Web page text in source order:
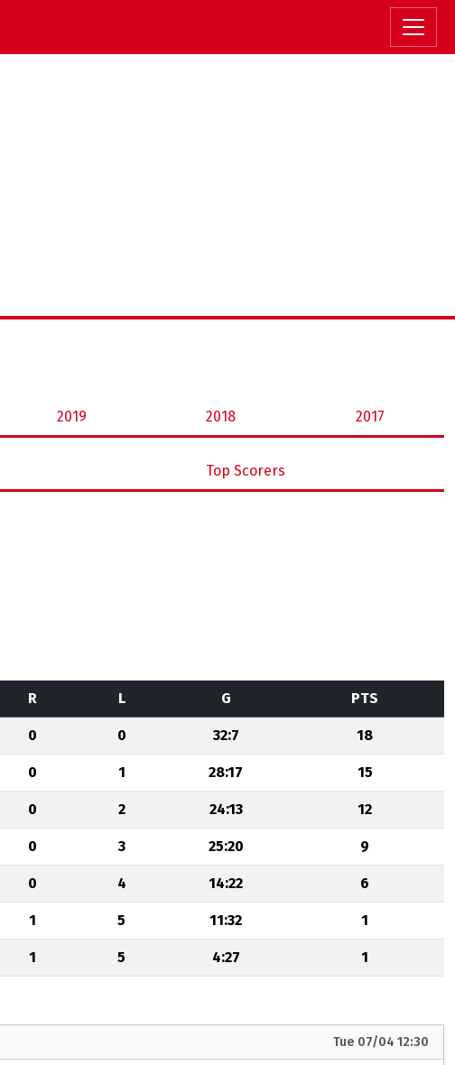
2019 2018 2017
Top Scorers
R L G PTS
0 0 32:7 18
0 1 28:17 15
0 2 24:13 12
0 3 25:20 9
0 4 14:22 6
1 5 11:32 1
1 5 4:27 1
Tue 07/04 12:30